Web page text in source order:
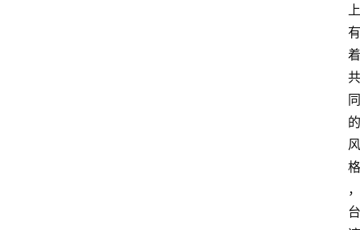
上
有
着
共
同
的
风
格
，
台